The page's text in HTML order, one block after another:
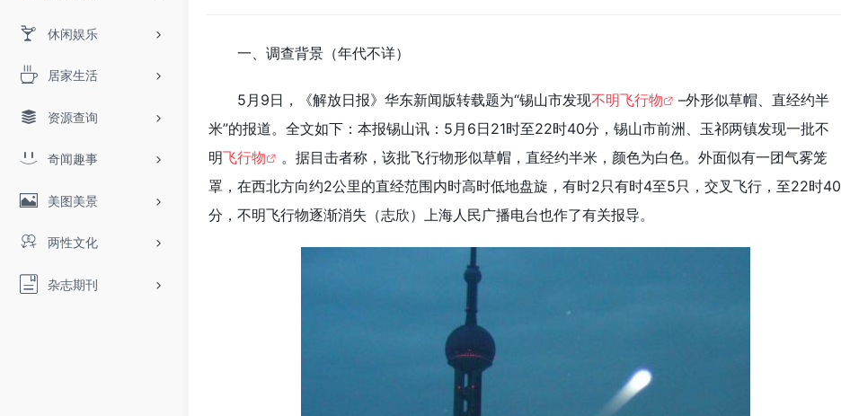
休闲娱乐
居家生活
资源查询
奇闻趣事
美图美景
两性文化
杂志期刊
一、调查背景（年代不详）
5月9日，《解放日报》华东新闻版转载题为“锡山市发现不明飞行物
–外形似草帽、直经约半
米”的报道。全文如下：本报锡山讯：5月6日21时至22时40分，锡山市前洲、玉祁两镇发现一批不
明飞行物
。据目击者称，该批飞行物形似草帽，直经约半米，颜色为白色。外面似有一团气雾笼
罩，在西北方向约2公里的直经范围内时高时低地盘旋，有时2只有时4至5只，交叉飞行，至22时40
分，不明飞行物逐渐消失（志欣）上海人民广播电台也作了有关报导。